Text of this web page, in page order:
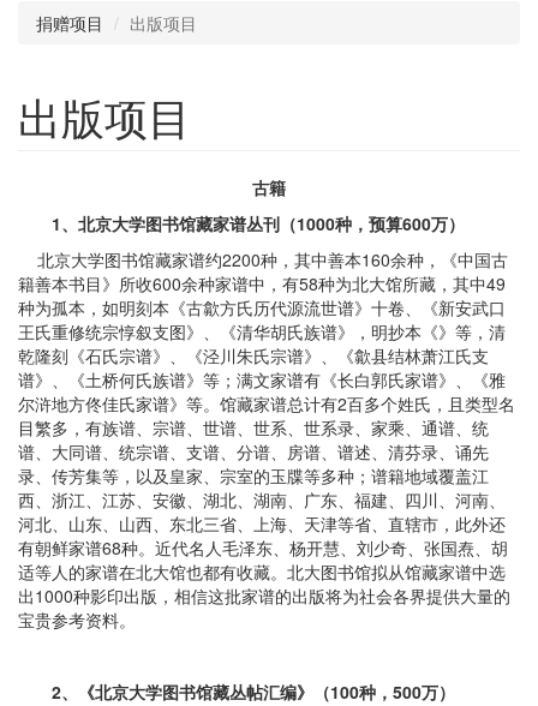
捐赠项目 出版项目
出版项目
古籍
1、 北京大学图书馆藏家谱丛刊（1000种，预算600万）
北京大学图书馆藏家谱约2200种，其中善本160余种，《中国古
籍善本书目》所收600余种家谱中，有58种为北大馆所藏，其中49
种为孤本，如明刻本《古歙方氏历代源流世谱》十卷、《新安武口
王氏重修统宗惇叙支图》、《清华胡氏族谱》，明抄本《》等，清
乾隆刻《石氏宗谱》、《泾川朱氏宗谱》、《歙县结林萧江氏支
谱》、《土桥何氏族谱》等；满文家谱有《长白郭氏家谱》、《雅
尔浒地方佟佳氏家谱》等。馆藏家谱总计有2百多个姓氏，且类型名
目繁多，有族谱、宗谱、世谱、世系、世系录、家乘、通谱、统
谱、大同谱、统宗谱、支谱、分谱、房谱、谱述、清芬录、诵先
录、传芳集等，以及皇家、宗室的玉牒等多种；谱籍地域覆盖江
西、浙江、江苏、安徽、湖北、湖南、广东、福建、四川、河南、
河北、山东、山西、东北三省、上海、天津等省、直辖市，此外还
有朝鲜家谱68种。近代名人毛泽东、杨开慧、刘少奇、张国焘、胡
适等人的家谱在北大馆也都有收藏。北大图书馆拟从馆藏家谱中选
出1000种影印出版，相信这批家谱的出版将为社会各界提供大量的
宝贵参考资料。
2、
《北京大学图书馆藏丛帖汇编》（100种，500万）